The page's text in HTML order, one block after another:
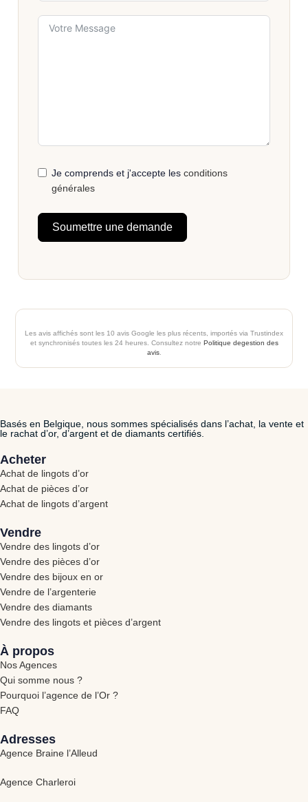
Je comprends et j'accepte les conditions
générales
Soumettre une demande
Les avis affichés sont les 10 avis Google les plus récents, importés via Trustindex
et synchronisés toutes les 24 heures. Consultez notre Politique degestion des
avis.
Basés en Belgique, nous sommes spécialisés dans l’achat, la vente et
le rachat d’or, d’argent et de diamants certifiés.
Acheter
Achat de lingots d’or
Achat de pièces d’or
Achat de lingots d’argent
Vendre
Vendre des lingots d’or
Vendre des pièces d’or
Vendre des bijoux en or
Vendre de l’argenterie
Vendre des diamants
Vendre des lingots et pièces d’argent
À propos
Nos Agences
Qui somme nous ?
Pourquoi l’agence de l’Or ?
FAQ
Adresses
Agence Braine l’Alleud
Agence Charleroi